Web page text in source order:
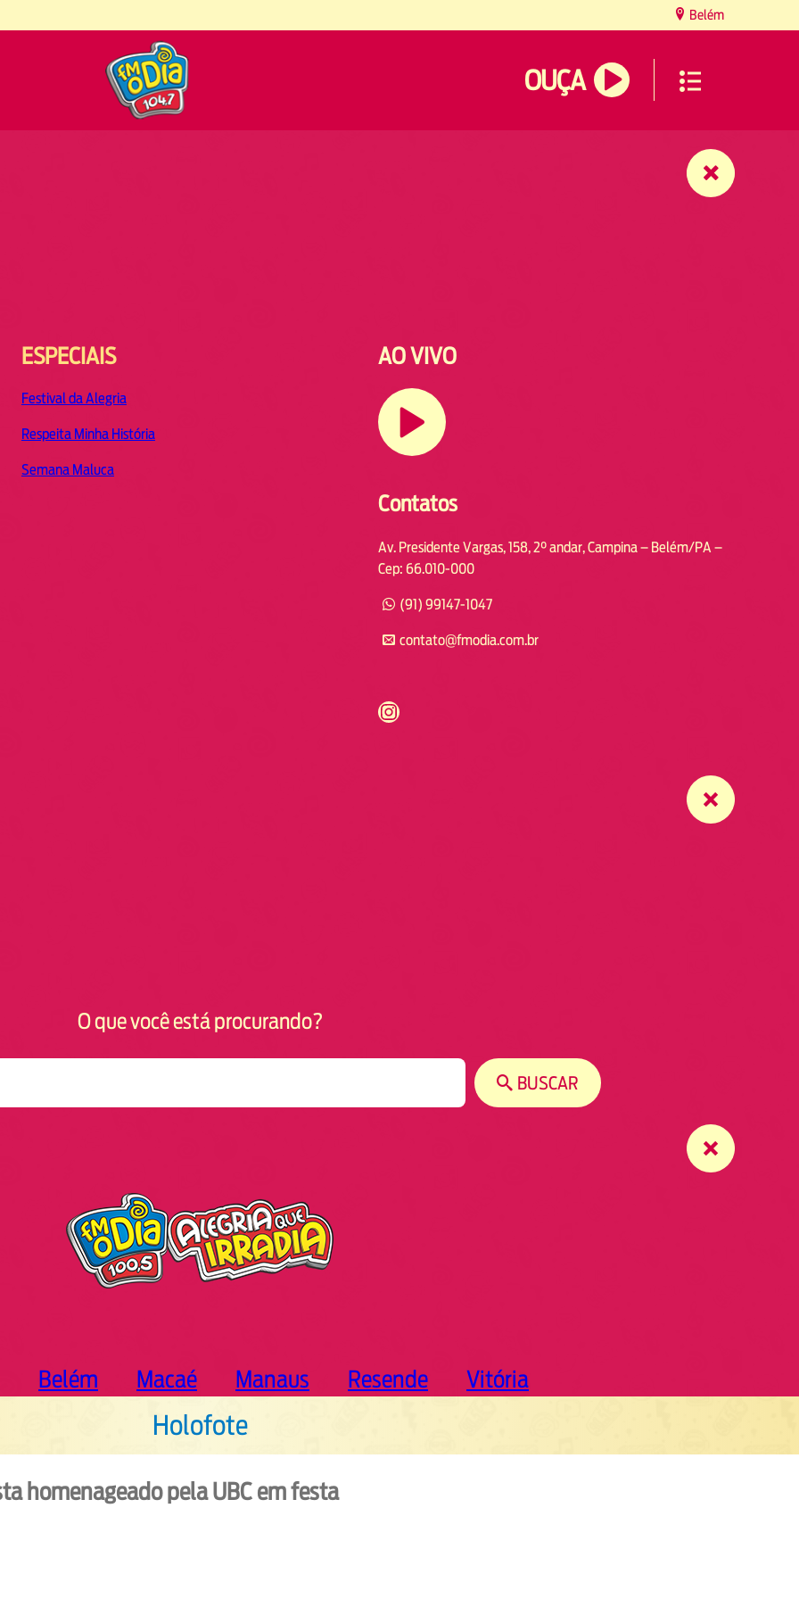
Belém
OUÇA
ESPECIAIS
Festival da Alegria
Respeita Minha História
Semana Maluca
AO VIVO
Contatos
Av. Presidente Vargas, 158, 2° andar, Campina – Belém/PA –
Cep: 66.010-000
(91) 99147-1047
contato@fmodia.com.br
https://www.instagram.com/fmodia.cabofrio/
O que você está procurando?
BUSCAR
Belém Macaé Manaus Resende Vitória
Holofote
homenageado pela UBC em festa